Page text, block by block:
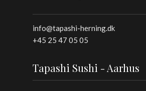
info@tapashi-herning.dk
+45 25 47 05 05
Tapashi Sushi - Aarhus